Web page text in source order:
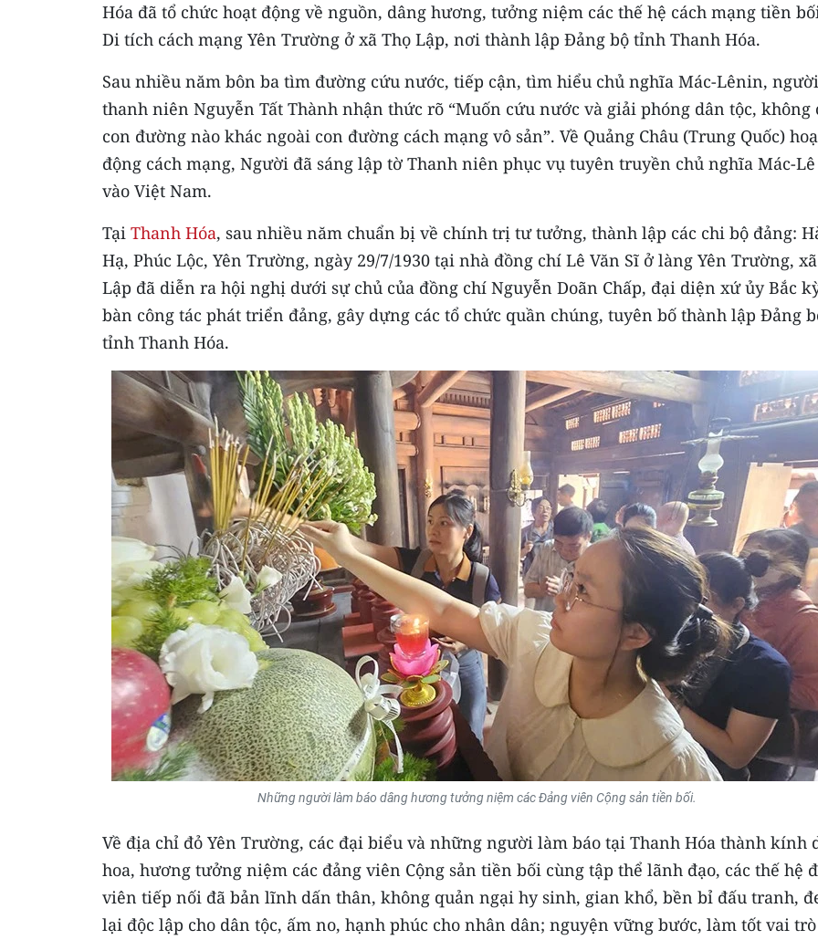
Hóa đã tổ chức hoạt động về nguồn, dâng hương, tưởng niệm các thế hệ cách mạng tiền
Di tích cách mạng Yên Trường ở xã Thọ Lập, nơi thành lập Đảng bộ tỉnh Thanh Hóa.
Sau nhiều năm bôn ba tìm đường cứu nước, tiếp cận, tìm hiểu chủ nghĩa Mác-Lênin, người
thanh niên Nguyễn Tất Thành nhận thức rõ “Muốn cứu nước và giải phóng dân tộc, không
con đường nào khác ngoài con đường cách mạng vô sản”. Về Quảng Châu (Trung Quốc)
động cách mạng, Người đã sáng lập tờ Thanh niên phục vụ tuyên truyền chủ nghĩa Mác-
vào Việt Nam.
Tại Thanh Hóa, sau nhiều năm chuẩn bị về chính trị tư tưởng, thành lập các chi bộ đảng:
Hạ, Phúc Lộc, Yên Trường, ngày 29/7/1930 tại nhà đồng chí Lê Văn Sĩ ở làng Yên Trường,
Lập đã diễn ra hội nghị dưới sự chủ của đồng chí Nguyễn Doãn Chấp, đại diện xứ ủy Bắc
bàn công tác phát triển đảng, gây dựng các tổ chức quần chúng, tuyên bố thành lập Đảng
tỉnh Thanh Hóa.
Những người làm báo dâng hương tưởng niệm các Đảng viên Cộng sản tiền bối.
Về địa chỉ đỏ Yên Trường, các đại biểu và những người làm báo tại Thanh Hóa thành kính
hoa, hương tưởng niệm các đảng viên Cộng sản tiền bối cùng tập thể lãnh đạo, các thế hệ
viên tiếp nối đã bản lĩnh dấn thân, không quản ngại hy sinh, gian khổ, bền bỉ đấu tranh,
lại độc lập cho dân tộc, ấm no, hạnh phúc cho nhân dân; nguyện vững bước, làm tốt vai